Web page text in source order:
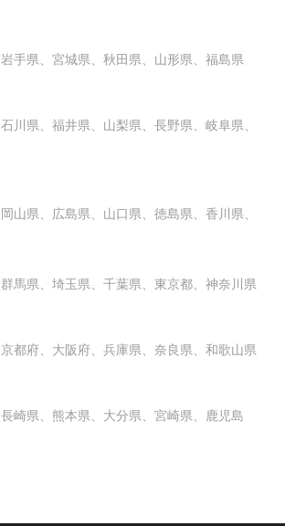
岩手県 宮城県 秋田県 山形県 福島県
石川県 福井県 山梨県 長野県
岐阜県
岡山県 広島県 山口県 徳島県
香川県
群馬県 埼玉県 千葉県 東京都 神奈川県
京都府 大阪府 兵庫県 奈良県 和歌山県
長崎県 熊本県 大分県 宮崎県
鹿児島